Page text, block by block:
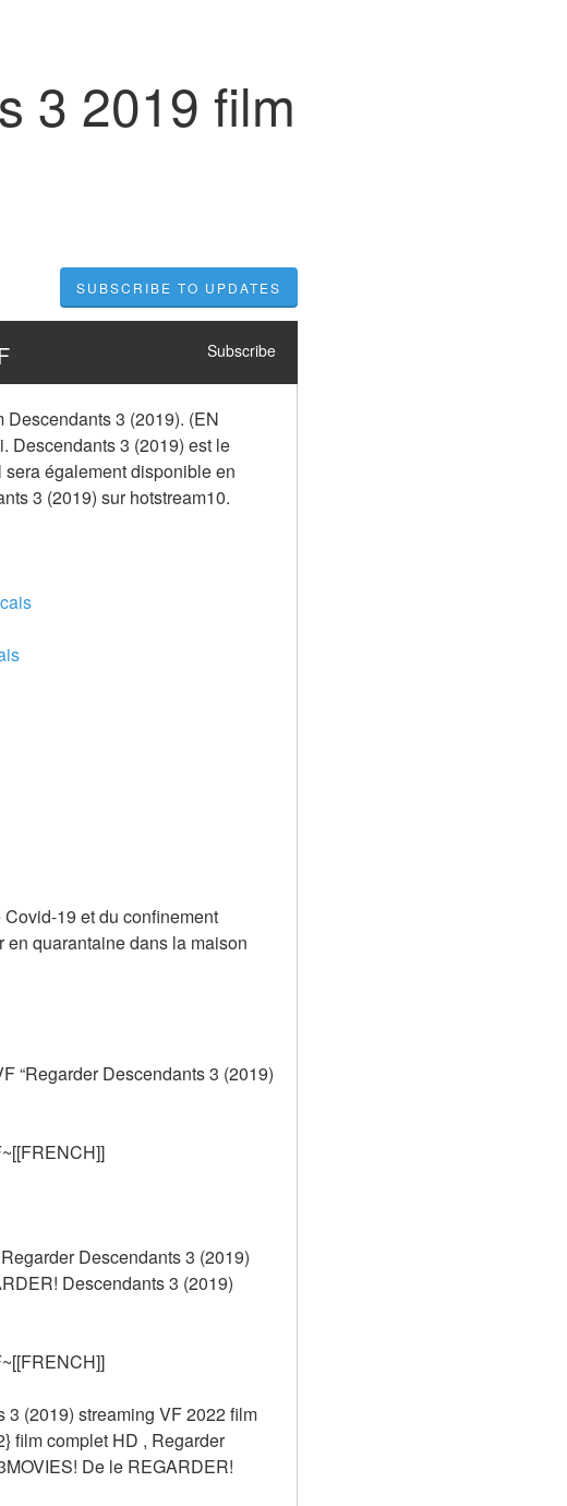
3 2019 film
SUBSCRIBE TO UPDATES
Subscribe
3 (2019). (EN
Descendants 3 (2019) est le
également disponible en
3 (2019) sur hotstream10.
19 et du confinement
quarantaine dans la maison
“Regarder Descendants 3 (2019)
Descendants 3 (2019)
Descendants 3 (2019)
(2019) streaming VF 2022 film
film complet HD , Regarder
De le REGARDER!